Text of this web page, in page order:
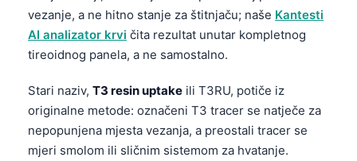
vezanje, a ne hitno stanje za štitnjaču; naše Kantesti
AI analizator krvi čita rezultat unutar kompletnog
tireoidnog panela, a ne samostalno.
Stari naziv, T3 resin uptake ili T3RU, potiče iz
originalne metode: označeni T3 tracer se natječe za
nepopunjena mjesta vezanja, a preostali tracer se
mjeri smolom ili sličnim sistemom za hvatanje.